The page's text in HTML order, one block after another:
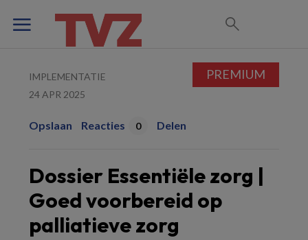
IMPLEMENTATIE
24 APR 2025
Opslaan Reacties 0 Delen
Dossier Essentiële zorg |
Goed voorbereid op
palliatieve zorg
PREMIUM